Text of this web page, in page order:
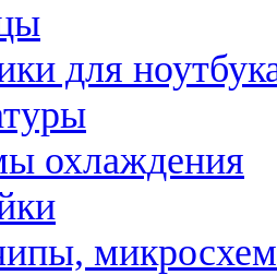
для
охлаждения